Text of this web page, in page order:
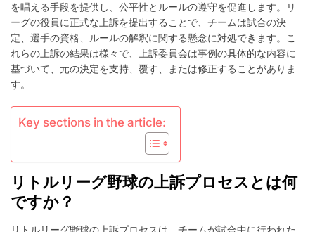
ー
グ
野
球
ア
ピ
セ
を唱える手段を提供し、公平性とルールの遵守を促進します。リ
ーグの役員に正式な上訴を提出することで、チームは試合の決
定、選手の資格、ルールの解釈に関する懸念に対処できます。こ
れらの上訴の結果は様々で、上訴委員会は事例の具体的な内容に
基づいて、元の決定を支持、覆す、または修正することがありま
す。
Key sections in the article:
リトルリーグ野球の上訴プロセスとは何
ですか？